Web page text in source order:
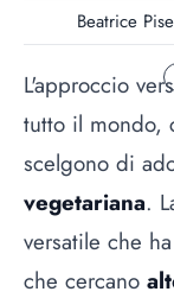
Beatrice
L'approccio
tutto il mondo,
scelgono di
vegetariana.
versatile che
che cercano